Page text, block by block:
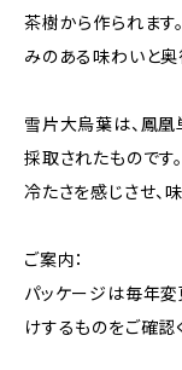
茶樹から作られます
みのある味わいと奥
雪片大烏葉は、鳳凰
採取されたものです
冷たさを感じさせ、
ご案内：
パッケージは毎年変
けするものをご確認